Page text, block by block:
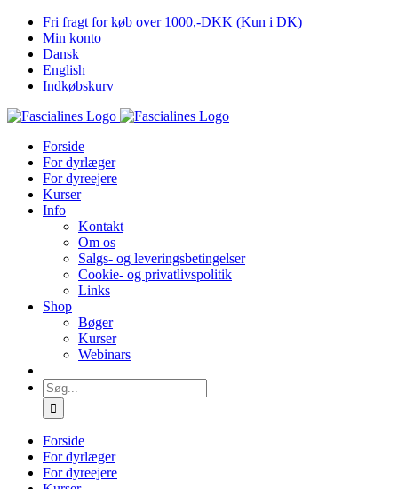
Skip
content
Fri fragt for køb over 1000,-DKK (Kun i DK)
Min konto
Dansk
English
Indkøbskurv
Forside
For dyrlæger
For dyreejere
Kurser
Info
Kontakt
Om os
Salgs- og leveringsbetingelser
Cookie- og privatlivspolitik
Links
Shop
Bøger
Kurser
Webinars
Søg
efter:
Forside
For dyrlæger
For dyreejere